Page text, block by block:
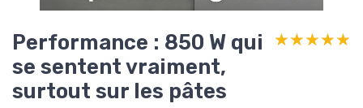
Performance : 850 W qui
se sentent vraiment,
surtout sur les pâtes
★★★★★
★★★★★